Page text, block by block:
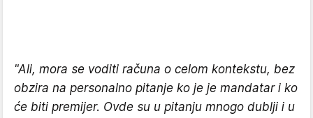
"Ali, mora se voditi računa o celom kontekstu, bez
obzira na personalno pitanje ko je je mandatar i ko
će biti premijer. Ovde su u pitanju mnogo dublji i u